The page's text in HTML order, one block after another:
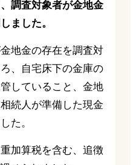
調査対象者が金地金
ました。
地金の存在を調査対
、自宅床下の金庫の
していること、金地
続人が準備した現金
た。
加算税を含む、追徴